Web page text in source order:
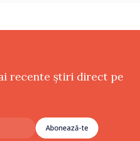
recente știri direct pe
Abonează-te